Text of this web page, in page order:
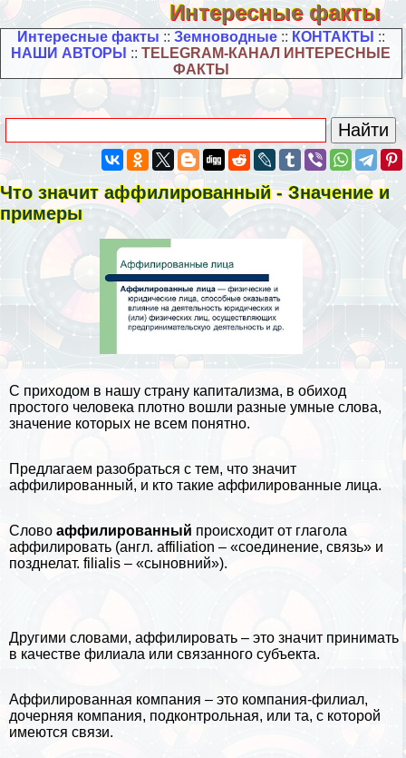
Интересные факты
Интересные факты :: Земноводные:: КОНТАКТЫ ::
НАШИ АВТОРЫ ::TELEGRAM-КАНАЛ ИНТЕРЕСНЫЕ
ФАКТЫ
Что значит аффилированный - Значение и
примеры
С приходом в нашу страну капитализма, в обиход
простого человека плотно вошли разные умные слова,
значение которых не всем понятно.
Предлагаем разобраться с тем, что значит
аффилированный, и кто такие аффилированные лица.
Слово аффилированный происходит от глагола
аффилировать (англ. affiliation – «соединение, связь» и
позднелат. filialis – «сыновний»).
Другими словами, аффилировать – это значит принимать
в качестве филиала или связанного субъекта.
Аффилированная компания – это компания-филиал,
дочерняя компания, подконтрольная, или та, с которой
имеются связи.